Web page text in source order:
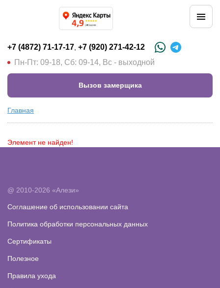
+7 (4872) 71-17-17 +7 (920) 271-42-12
Пн-Пт: 09-18, Сб: 09-14, Вс - выходной
Вызов замерщика
Главная
Элемент не найден!
@ 2010-2026 «Алези»
Соглашение об использовании сайта
Политика обработки персональных данных
Сертификаты
Полезное
Правила ухода